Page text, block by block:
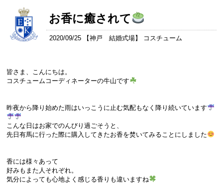
お香に癒されて
2020/09/25 【神戸 結婚式場】 コスチューム
皆さま、こんにちは。
コスチュームコーディネーターの牛山です
昨夜から降り始めた雨はいっこうに止む気配もなく降り続いています
こんな日はお家でのんびり過ごそうと、
先日有馬に行った際に購入してきたお香を焚いてみることにしました
香には様々あって
好みもまた人それぞれ。
気分によっても心地よく感じる香りも違いますね